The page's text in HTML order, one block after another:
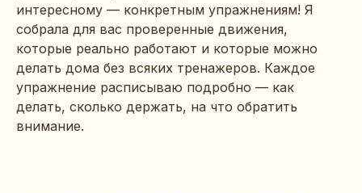
интересному — конкретным упражнениям! Я
собрала для вас проверенные движения,
которые реально работают и которые можно
делать дома без всяких тренажеров. Каждое
упражнение расписываю подробно — как
делать, сколько держать, на что обратить
внимание.